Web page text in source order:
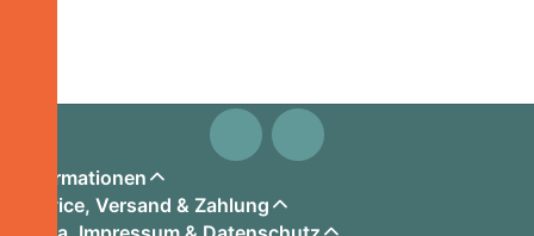
Informationen
Service, Versand & Zahlung